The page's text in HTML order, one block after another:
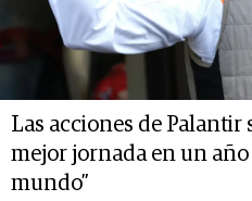
Las acciones de
mejor jornada en un
mundo”